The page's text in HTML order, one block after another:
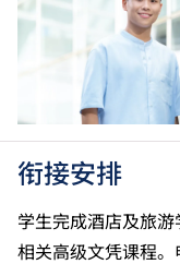
衔接安排
学生完成酒店及旅
相关高级文凭课程